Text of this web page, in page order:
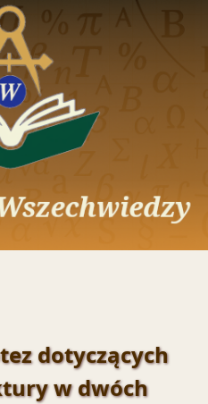
dotyczących
w dwóch